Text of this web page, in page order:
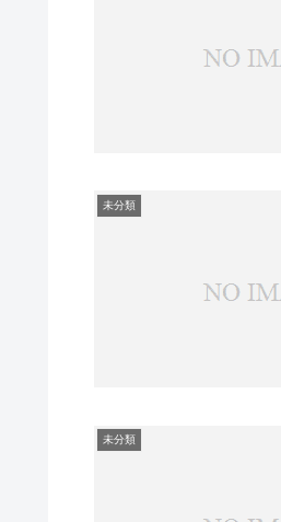
未分類
未分類